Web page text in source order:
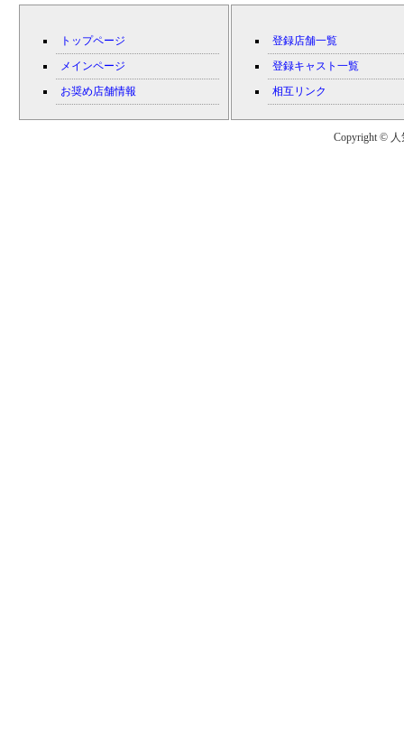
トップページ
メインページ
お奨め店舗情報
登録店舗一覧
登録キャスト一覧
相互リンク
Copyright © 人